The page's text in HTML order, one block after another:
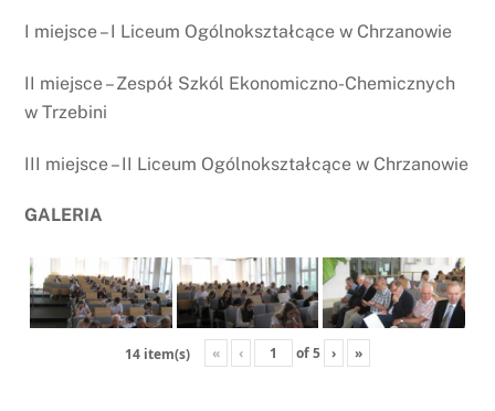
I miejsce – I Liceum Ogólnokształcące w Chrzanowie
II miejsce – Zespół Szkól Ekonomiczno-Chemicznych
w Trzebini
III miejsce – II Liceum Ogólnokształcące w Chrzanowie
GALERIA
14 item(s) « ‹ of5 › »